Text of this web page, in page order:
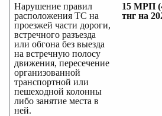
Нарушение правил
расположения ТС на
проезжей части дороги,
встречного разъезда
или обгона без выезда
на встречную полосу
движения, пересечение
организованной
транспортной или
пешеходной колонны
либо занятие места в
ней.
15 МРП
тнг на